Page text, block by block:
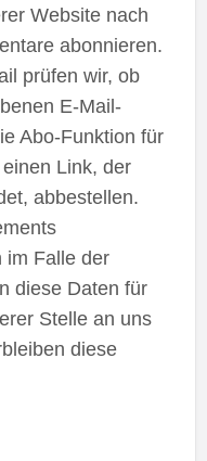
Website nach
abonnieren.
prüfen wir, ob
E-Mail-
Abo-Funktion für
Link, der
abbestellen.
im Falle der
diese Daten für
Stelle an uns
diese